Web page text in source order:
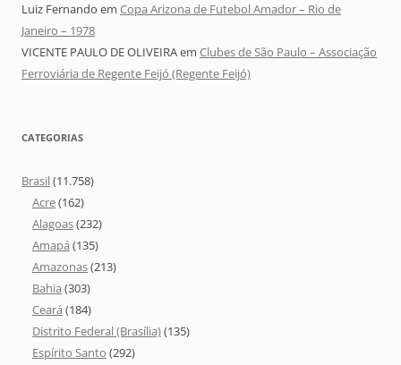
Luiz Fernando em Copa Arizona de Futebol Amador – Rio de
Janeiro – 1978
VICENTE PAULO DE OLIVEIRAem Clubes de São Paulo – Associação
Ferroviária de Regente Feijó (Regente Feijó)
CATEGORIAS
Brasil(11.758)
Acre(162)
Alagoas(232)
Amapá (135)
Amazonas(213)
Bahia (303)
Ceará (184)
Distrito Federal (Brasília)(135)
Espírito Santo (292)